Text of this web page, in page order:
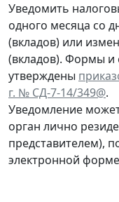
Уведомить
одного месяца со
(вкладов) или
(вкладов). Формы
утверждены
г. № СД-7-14/349@.
Уведомление
орган лично
представителем),
электронной